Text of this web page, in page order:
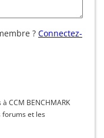
? Connectez-
CCM BENCHMARK
forums et les